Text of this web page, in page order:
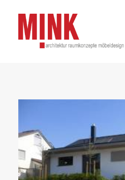
PROJEKTE
TEAM
KUNDENSTIMMEN
KONTAKT